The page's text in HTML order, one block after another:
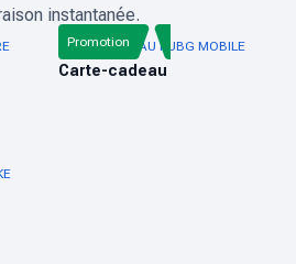
Google Play et l'App Store
instantanée.
CARTE-CADEAU PUBG MOBILE
Carte-cadeau
Promotion